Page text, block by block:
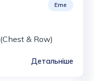
Eme
& Row)
Детальніше